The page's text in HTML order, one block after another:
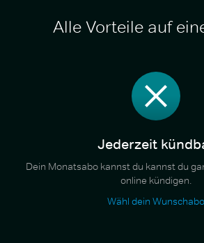
Alle Vorteile auf
Jederzeit
Dein Monatsabo kannst du kannst du
online kündigen.
Wähl dein Wunschabo